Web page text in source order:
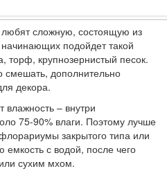
любят сложную, состоящую из
подойдет такой
торф, крупнозернистый песок.
смешать, дополнительно
декора.
влажность – внутри
75-90% влаги. Поэтому лучше
закрытого типа или
емкость с водой, после чего
сухим мхом.